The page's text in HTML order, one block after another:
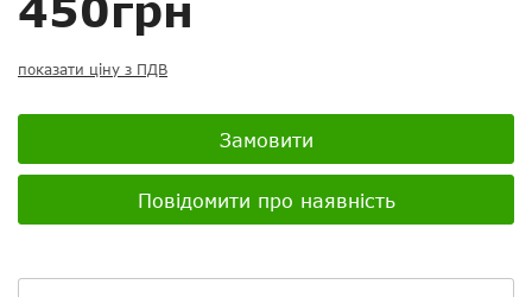
450грн
показати ціну з ПДВ
Замовити
Повідомити про наявність
Посилання на відео з Youtube: